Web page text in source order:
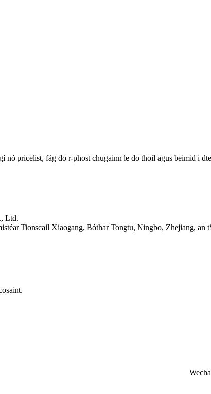
nó pricelist, fág do r-phost chugainn le do thoil agus beimid i
Ltd.
Tionscail Xiaogang, Bóthar Tongtu, Ningbo, Zhejiang, an